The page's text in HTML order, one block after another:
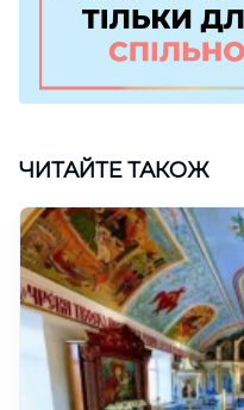
ЧИТАЙТЕ ТАКОЖ